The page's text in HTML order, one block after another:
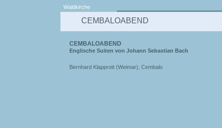
Waldkirche
CEMBALOABEND
CEMBALOABEND
Englische Suiten von Johann Sebastian Bach
Bernhard Klapprott (Weimar), Cembalo